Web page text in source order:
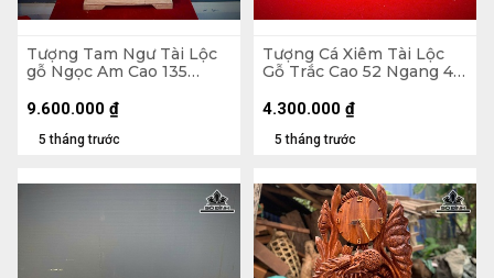
Tượng Tam Ngư Tài Lộc
gỗ Ngọc Am Cao 135
5 tháng trước
9.600.000 ₫
Tượng Cá Xiêm Tài Lộc
Gỗ Trắc Cao 52 Ngang 48
5 tháng trước
4.300.000 ₫